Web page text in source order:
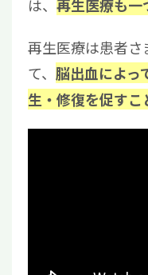
は、 再生医療も一
再生医療は患者
て、 脳出血によっ
生・修復を促す